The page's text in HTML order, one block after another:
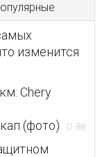
изменится
Chery
(фото)
88